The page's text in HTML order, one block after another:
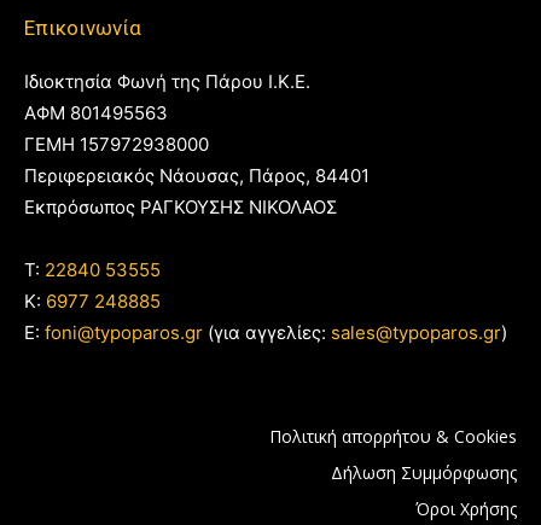
Επικοινωνία
Ιδιοκτησία Φωνή της Πάρου Ι.Κ.Ε.
ΑΦΜ 801495563
ΓΕΜΗ 157972938000
Περιφερειακός Νάουσας, Πάρος, 84401
Εκπρόσωπος ΡΑΓΚΟΥΣΗΣ ΝΙΚΟΛΑΟΣ
T: 22840 53555
Κ: 6977 248885
E: foni@typoparos.gr (για αγγελίες: sales@typoparos.gr)
Πολιτική απορρήτου & Cookies
Δήλωση Συμμόρφωσης
Όροι Χρήσης